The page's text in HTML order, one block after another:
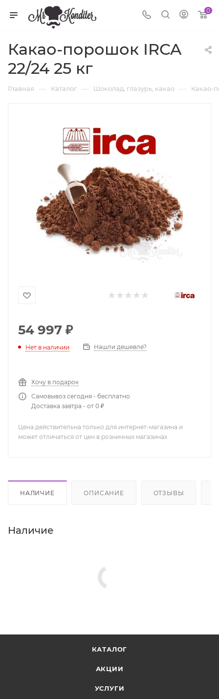
0
Какао-порошок IRCA
22/24 25 кг
Главная — Каталог — Шоколад, глазурь, какао — Какао-
54 997 ₽
Нет в наличии Нашли дешевле?
Хочу в подарок
Самовывоз сегодня - бесплатно
Доставка завтра - от 0 ₽
Цена действительна только для интернет-магазина и
может отличаться от цен в розничных магазинах
НАЛИЧИЕ ОПИСАНИЕ ОТЗЫВЫ
Наличие
КАТАЛОГ
АКЦИИ
УСЛУГИ